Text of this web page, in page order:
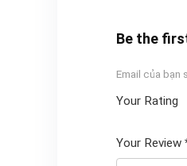
Be the
Email của bạn
Your Rating
Your Review